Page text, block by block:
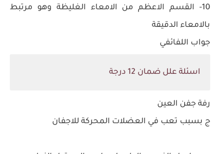
10- القسم الاعظم من الامعاء الغليظة وهو مرتبط
بالامعاء الدقيقة
جواب اللفائفي
اسئلة علل ضمان 12 درجة
رفة جفن العين
ج بسبب تعب في العضلات المحركة للاجفان